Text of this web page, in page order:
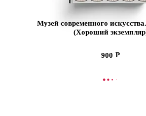
Музей современного
(Хороший
900
СООБЩИТЬ О